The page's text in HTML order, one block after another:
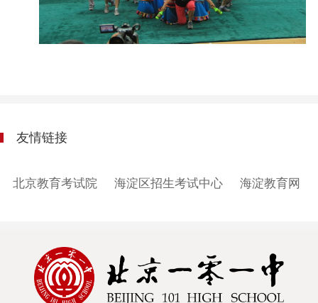
友情链接
北京教育考试院 海淀区招生考试中心 海淀教育网